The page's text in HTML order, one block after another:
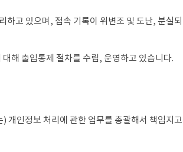
고 있으며, 접속 기록이 위변조 및 도난, 분실
해 출입통제 절차를 수립, 운영하고 있습니다.
인정보 처리에 관한 업무를 총괄해서 책임지